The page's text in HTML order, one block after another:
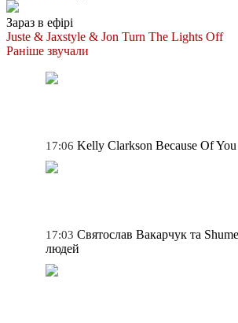
Зараз в ефірі
Juste & Jaxstyle & Jon Turn The Lights Off
Раніше звучали
17:06 Kelly Clarkson Because Of You
17:03 Святослав Вакарчук та
людей